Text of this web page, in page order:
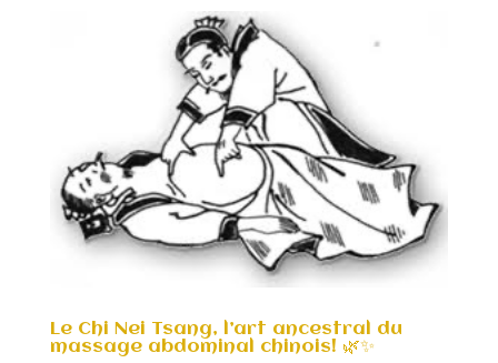
Le Chi Nei Tsang, l’art ancestral du
massage abdominal chinois! 🌿✨